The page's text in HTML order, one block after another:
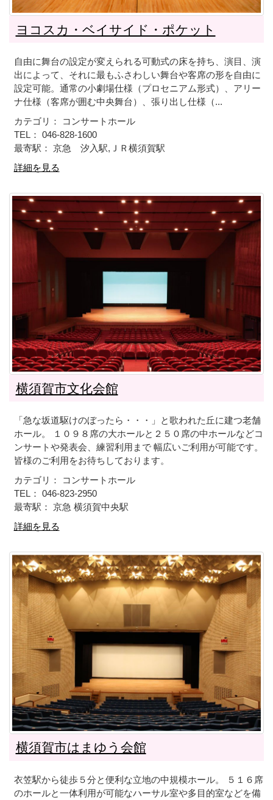
ヨコスカ・ベイサイド・ポケット
自由に舞台の設定が変えられる可動式の床を持ち、演目、演
出によって、それに最もふさわしい舞台や客席の形を自由に
設定可能。通常の小劇場仕様（プロセニアム形式）、アリー
ナ仕様（客席が囲む中央舞台）、張り出し仕様（...
カテゴリ： コンサートホール
TEL： 046-828-1600
最寄駅： 京急 汐入駅,ＪＲ横須賀駅
詳細を見る
横須賀市文化会館
「急な坂道駆けのぼったら・・・」と歌われた丘に建つ老舗
ホール。 １０９８席の大ホールと２５０席の中ホールなどコ
ンサートや発表会、練習利用まで 幅広いご利用が可能です。
皆様のご利用をお待ちしております。
カテゴリ： コンサートホール
TEL： 046-823-2950
最寄駅： 京急 横須賀中央駅
詳細を見る
横須賀市はまゆう会館
衣笠駅から徒歩５分と便利な立地の中規模ホール。 ５１６席
のホールと一体利用が可能なハーサル室や多目的室などを備